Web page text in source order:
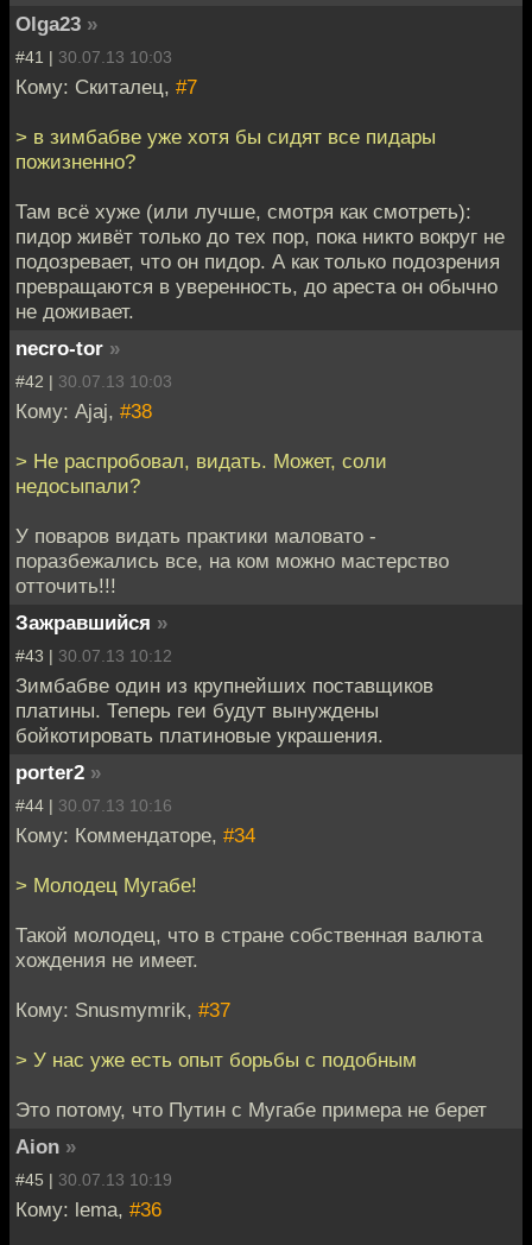
Olga23 »
#41 | 30.07.13 10:03
Кому: Скиталец, #7
> в зимбабве уже хотя бы сидят все пидары
пожизненно?
Там всё хуже (или лучше, смотря как смотреть):
пидор живёт только до тех пор, пока никто вокруг не
подозревает, что он пидор. А как только подозрения
превращаются в уверенность, до ареста он обычно
не доживает.
necro-tor »
#42 | 30.07.13 10:03
Кому: Ajaj, #38
> Не распробовал, видать. Может, соли
недосыпали?
У поваров видать практики маловато -
поразбежались все, на ком можно мастерство
отточить!!!
Зажравшийся »
#43 | 30.07.13 10:12
Зимбабве один из крупнейших поставщиков
платины. Теперь геи будут вынуждены
бойкотировать платиновые украшения.
porter2 »
#44 | 30.07.13 10:16
Кому: Коммендаторе, #34
> Молодец Мугабе!
Такой молодец, что в стране собственная валюта
хождения не имеет.
Кому: Snusmymrik, #37
> У нас уже есть опыт борьбы с подобным
Это потому, что Путин с Мугабе примера не берет
Aion »
#45 | 30.07.13 10:19
Кому: lema, #36